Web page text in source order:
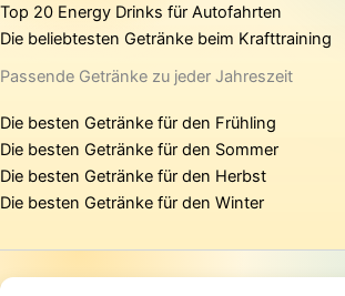
Top 20 Energy Drinks für Autofahrten
Die beliebtesten Getränke beim Krafttraining
Passende Getränke zu jeder Jahreszeit
Die besten Getränke für den Frühling
Die besten Getränke für den Sommer
Die besten Getränke für den Herbst
Die besten Getränke für den Winter